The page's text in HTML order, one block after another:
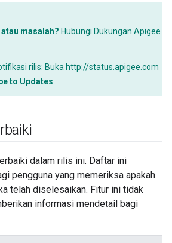
masalah? Hubungi Dukungan Apigee
rilis: Buka http://status.apigee.com
to Updates
dalam rilis ini. Daftar ini
pengguna yang memeriksa apakah
telah diselesaikan. Fitur ini tidak
informasi mendetail bagi